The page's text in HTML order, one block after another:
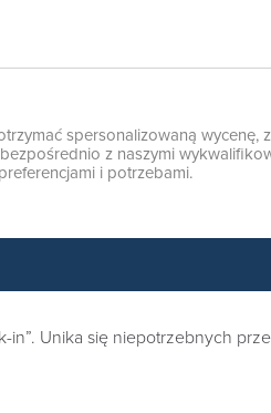
spersonalizowaną wycenę,
z naszymi
i potrzebami.
in”. Unika się niepotrzebnych